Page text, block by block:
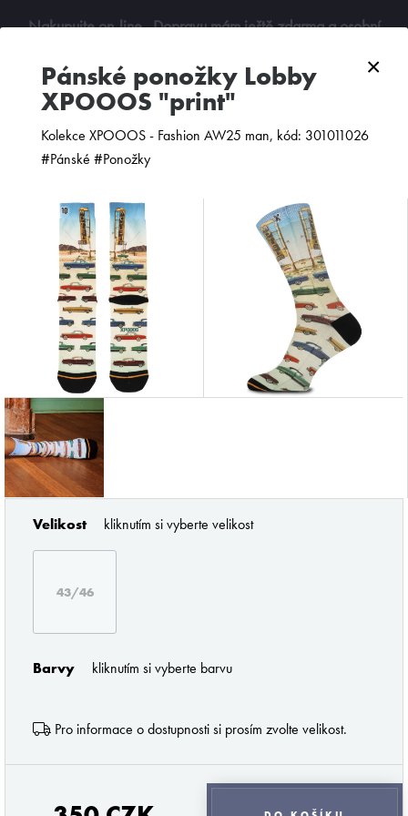
×
pánské ponožky Lobby
XPOOOS "print"
Kolekce XPOOOS - Fashion AW25 man, kód: 301011026
#Pánské #Ponožky
Velikost kliknutím si vyberte velikost
43/46
Barvy kliknutím si vyberte barvu
Pro informace o dostupnosti si prosím zvolte velikost.
Nakupujte on-line. Dopravu mám ještě zdarma a osobní
0
PODLE CENY OD NEJNOVĚJŠÍCH
Z profesionálního úhlu pohledu musím říci